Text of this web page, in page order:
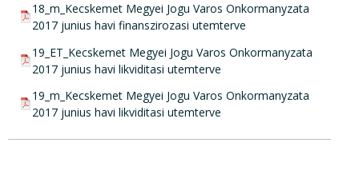
pdf csatolmány:
18_m_Kecskemet Megyei Jogu Varos Onkormanyzata
2017 junius havi finanszirozasi utemterve
pdf csatolmány:
19_ET_Kecskemet Megyei Jogu Varos Onkormanyzata
2017 junius havi likviditasi utemterve
pdf csatolmány:
19_m_Kecskemet Megyei Jogu Varos Onkormanyzata
2017 junius havi likviditasi utemterve